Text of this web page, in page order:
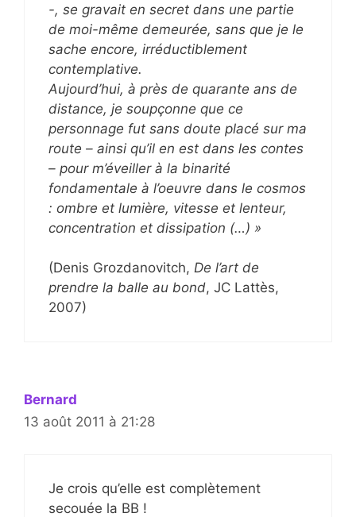
-, se gravait en secret dans une partie
de moi-même demeurée, sans que je le
sache encore, irréductiblement
contemplative.
Aujourd’hui, à près de quarante ans de
distance, je soupçonne que ce
personnage fut sans doute placé sur ma
route – ainsi qu’il en est dans les contes
– pour m’éveiller à la binarité
fondamentale à l’oeuvre dans le cosmos
: ombre et lumière, vitesse et lenteur,
concentration et dissipation (…) »
(Denis Grozdanovitch, De l’art de
prendre la balle au bond, JC Lattès,
2007)
Bernard
13 août 2011 à 21:28
Je crois qu’elle est complètement
secouée la BB !